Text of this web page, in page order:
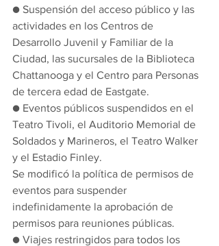
● Suspensión del acceso público y las
actividades en los Centros de
Desarrollo Juvenil y Familiar de la
Ciudad, las sucursales de la Biblioteca
Chattanooga y el Centro para Personas
de tercera edad de Eastgate.
● Eventos públicos suspendidos en el
Teatro Tivoli, el Auditorio Memorial de
Soldados y Marineros, el Teatro Walker
y el Estadio Finley.
Se modificó la política de permisos de
eventos para suspender
indefinidamente la aprobación de
permisos para reuniones públicas.
● Viajes restringidos para todos los